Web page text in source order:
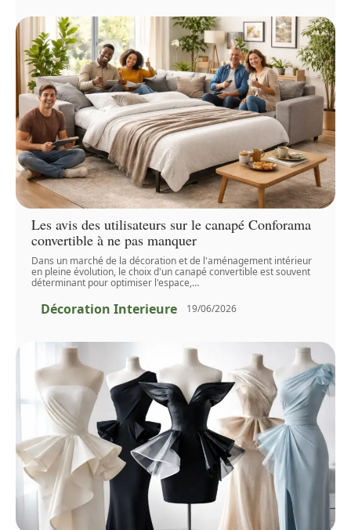
Les avis des utilisateurs sur le canapé Conforama
convertible à ne pas manquer
Dans un marché de la décoration et de l'aménagement intérieur
en pleine évolution, le choix d'un canapé convertible est souvent
déterminant pour optimiser l'espace,…
Décoration Interieure 19/06/2026